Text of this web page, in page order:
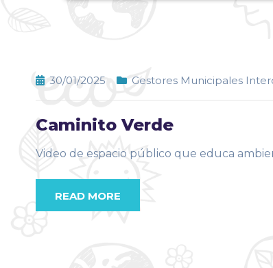
30/01/2025 Gestores Municipales
Caminito Verde
Video de espacio público que educa
READ MORE